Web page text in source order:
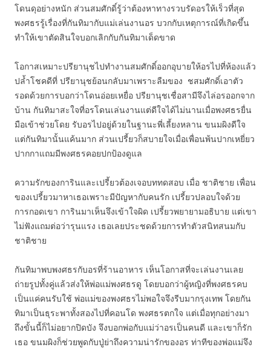
โดนดุอย่างหนัก ส่วนสมศักดิ์รู้ว่าต้องหาทางรวบรัดอรให้เร็วที่สุด
พงศธรรู้เรื่องที่กันทิมากับแม่เล่นงานอร บวกกับเหตุการณ์ที่เกิดขึ้น
ทำให้เขาตัดสินใจบอกเลิกกับกันทิมาเด็ดขาด
โอกาสเหมาะปรียานุชไปทำงานสมศักดิ์ออกอุบายให้อรไปที่ห้องแล้ว
ปล้ำโชคดีที่ ปรียานุชย้อนกลับมาเพราะลืมของ ชสมศักดิ์เอาตัว
รอดด้วยการบอกว่าโดนอ่อยเหยื่อ ปรียานุชเชื่อสามีจึงไล่อรออกจาก
บ้าน กันทิมาสะใจที่อรโดนเล่นงานแต่ดีใจได้ไม่นานเมื่อพงศธรยื่น
มือเข้าช่วยโดย รับอรไปอยู่ด้วยในฐานะพี่เลี้ยงหลาน ขนมผิงดีใจ
แต่กันทิมานั้นแค้นมาก ส่วนเปรี้ยวก็สบายใจเมื่อเพื่อนพ้นปากเหยี่ยว
ปากกาแถมมีพงศธรคอยปกป้องดูแล
ความรักของการินและเปรี้ยวต้องเจอบททดสอบ เมื่อ ชาติชาย เพื่อน
ของเปรี้ยวมาหาเธอเพราะมีปัญหากับคนรัก เปรี้ยวปลอบใจด้วย
การกอดเขา การินมาเห็นจึงเข้าใจผิด เปรี้ยวพยายามอธิบาย แต่เขา
ไม่ฟังแถมต่อว่ารุนแรง เธอเลยประชดด้วยการทำตัวสนิทสนมกับ
ชาติชาย
กันทิมาพบพงศธรกับอรที่ร้านอาหาร เห็นโอกาสที่จะเล่นงานเลย
ถ่ายรูปทั้งคู่แล้วส่งให้พ่อแม่พงศธรดู โดยบอกว่าผู้หญิงที่พงศธรคบ
เป็นแค่คนรับใช้ พ่อแม่ของพงศธรไม่พอใจจึงรีบมากรุงเทพ โดยกัน
ทิมาเป็นธุระพาทั้งสองไปที่คอนโด พงศธรตกใจ แต่เมื่อทุกอย่างมา
ถึงขั้นนี้ก็ไม่อยากปิดบัง จึงบอกพ่อกับแม่ว่าอรเป็นคนดี และเขาก็รัก
เธอ ขนมผิงก็ช่วยพูดกับปู่ย่าถึงความน่ารักของอร ท่าทีของพ่อแม่จึง